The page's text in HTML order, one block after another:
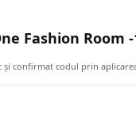
Fashion Room
și confirmat codul prin